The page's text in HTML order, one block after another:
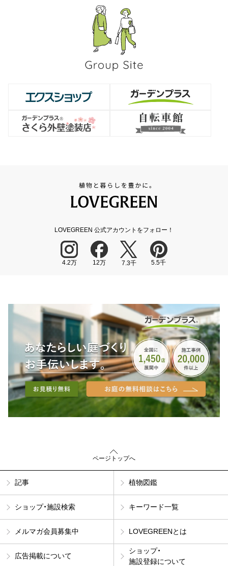
LOVEGREEN 公式アカウントをフォロー！
4.2万 12万 7.3千 5.5千
ページトップへ
記事 植物図鑑
ショップ・施設検索 キーワード一覧
メルマガ会員募集中 LOVEGREENとは
広告掲載について
ショップ・
施設登録について